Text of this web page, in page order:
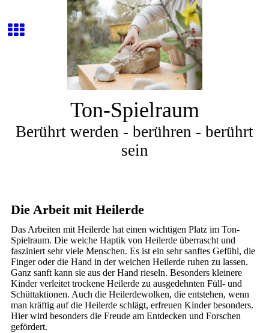
Ton-Spielraum
Berührt werden - berühren - berührt
sein
Die Arbeit mit Heilerde
Das Arbeiten mit Heilerde hat einen wichtigen Platz im Ton-
Spielraum. Die weiche Haptik von Heilerde überrascht und
fasziniert sehr viele Menschen. Es ist ein sehr sanftes Gefühl, die
Finger oder die Hand in der weichen Heilerde ruhen zu lassen.
Ganz sanft kann sie aus der Hand rieseln. Besonders kleinere
Kinder verleitet trockene Heilerde zu ausgedehnten Füll- und
Schüttaktionen. Auch die Heilerdewolken, die entstehen, wenn
man kräftig auf die Heilerde schlägt, erfreuen Kinder besonders.
Hier wird besonders die Freude am Entdecken und Forschen
gefördert.